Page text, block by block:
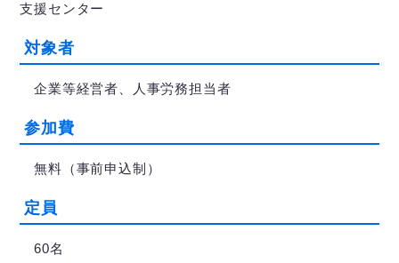
支援センター
対象者
企業等経営者、人事労務担当者
参加費
無料（事前申込制）
定員
60名